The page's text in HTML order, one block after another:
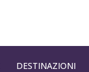
DESTINAZIONI